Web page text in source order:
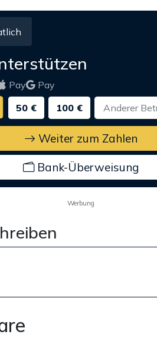
Pay
Pay
50 € 100 €
Weiter zum Zahlen
Bank-Überweisung
Werbung